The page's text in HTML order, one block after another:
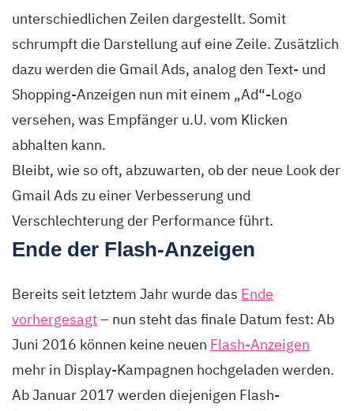
unterschiedlichen Zeilen dargestellt. Somit
schrumpft die Darstellung auf eine Zeile. Zusätzlich
dazu werden die Gmail Ads, analog den Text- und
Shopping-Anzeigen nun mit einem „Ad“-Logo
versehen, was Empfänger u.U. vom Klicken
abhalten kann.
Bleibt, wie so oft, abzuwarten, ob der neue Look der
Gmail Ads zu einer Verbesserung und
Verschlechterung der Performance führt.
Ende der Flash-Anzeigen
Bereits seit letztem Jahr wurde das Ende
vorhergesagt– nun steht das finale Datum fest: Ab
Juni 2016 können keine neuen Flash-Anzeigen
mehr in Display-Kampagnen hochgeladen werden.
Ab Januar 2017 werden diejenigen Flash-